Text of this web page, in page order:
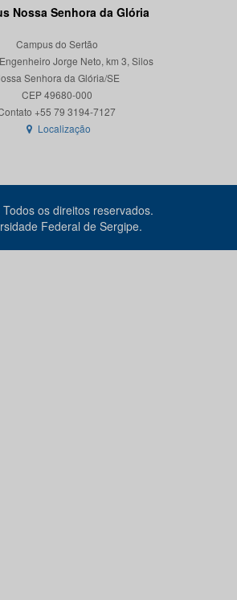
Nossa Senhora da Glória
Campus do Sertão
Jorge Neto, km 3, Silos
Senhora da Glória/SE
CEP 49680-000
Localização
os direitos reservados.
Federal de Sergipe.